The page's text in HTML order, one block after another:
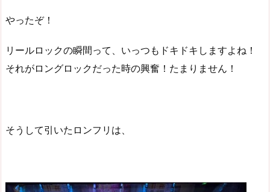
やったぞ！
リールロックの瞬間って、いっつもドキドキしますよね！
それがロングロックだった時の興奮！たまりません！
そうして引いたロンフリは、